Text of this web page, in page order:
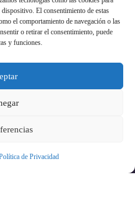
El consentimiento de estas
el comportamiento de navegación o las
o retirar el consentimiento, puede
y funciones.
de Privacidad